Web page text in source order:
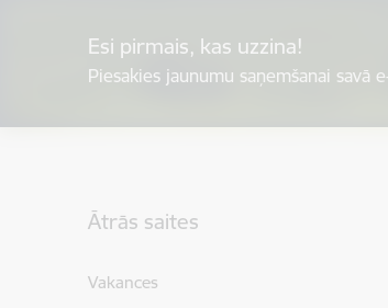
Esi pirmais, kas uzzina!
Piesakies jaunumu saņemšanai savā
Ātrās saites
Vakances